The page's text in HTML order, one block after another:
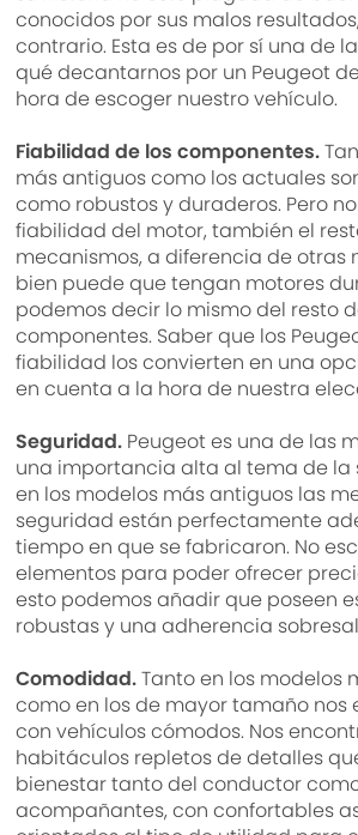
conocidos por sus malos
contrario. Esta es de por sí una de
qué decantarnos por un Peugeot
hora de escoger nuestro vehículo.
Fiabilidad de los componentes.
más antiguos como los actuales
como robustos y duraderos. Pero
fiabilidad del motor, también el
mecanismos, a diferencia de otras
bien puede que tengan motores
podemos decir lo mismo del resto
componentes. Saber que los
fiabilidad los convierten en una
en cuenta a la hora de nuestra
Seguridad. Peugeot es una de las
una importancia alta al tema de la
en los modelos más antiguos las
seguridad están perfectamente
tiempo en que se fabricaron. No
elementos para poder ofrecer
esto podemos añadir que poseen
robustas y una adherencia
Comodidad.Tanto en los modelos
como en los de mayor tamaño nos
con vehículos cómodos. Nos
habitáculos repletos de detalles
bienestar tanto del conductor
acompañantes, con confortables